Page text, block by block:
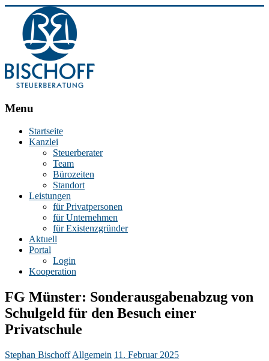
BISCHOFF
Stephan
Steuerberater
Essen
Menu
Startseite
Kanzlei
Steuerberater
Team
Bürozeiten
Standort
Leistungen
für Privatpersonen
für Unternehmen
für Existenzgründer
Aktuell
Portal
Login
Kooperation
FG Münster: Sonderausgabenabzug von
Schulgeld für den Besuch einer
Privatschule
Stephan Bischoff Allgemein 11. Februar 2025